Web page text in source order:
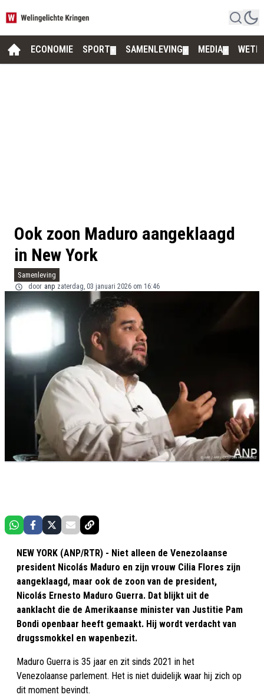
ECONOMIE SPORT SAMENLEVING MEDIA
Ook zoon Maduro aangeklaagd
in New York
Samenleving
door anp zaterdag, 03 januari 2026 om 16:46
NEW YORK (ANP/RTR) - Niet alleen de Venezolaanse
president Nicolás Maduro en zijn vrouw Cilia Flores zijn
aangeklaagd, maar ook de zoon van de president,
Nicolás Ernesto Maduro Guerra. Dat blijkt uit de
aanklacht die de Amerikaanse minister van Justitie Pam
Bondi openbaar heeft gemaakt. Hij wordt verdacht van
drugssmokkel en wapenbezit.
Maduro Guerra is 35 jaar en zit sinds 2021 in het
Venezolaanse parlement. Het is niet duidelijk waar hij zich op
dit moment bevindt.